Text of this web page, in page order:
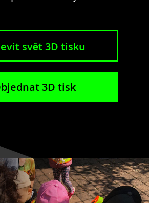
svět 3D tisku
3D tisk